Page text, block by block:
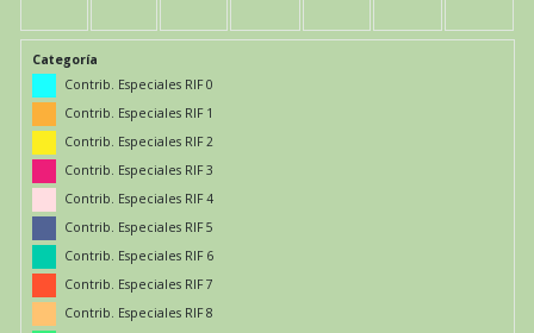
Categoría
Contrib. Especiales RIF 0
Contrib. Especiales RIF 1
Contrib. Especiales RIF 2
Contrib. Especiales RIF 3
Contrib. Especiales RIF 4
Contrib. Especiales RIF 5
Contrib. Especiales RIF 6
Contrib. Especiales RIF 7
Contrib. Especiales RIF 8